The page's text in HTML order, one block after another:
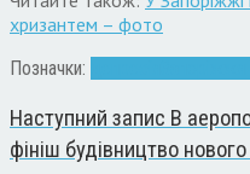
хризантем – фото
Позначки:
Наступний запис В
фініш будівництво